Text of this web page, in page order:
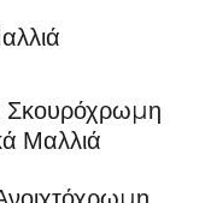
Σκουρόχρωμη
Μαλλιά